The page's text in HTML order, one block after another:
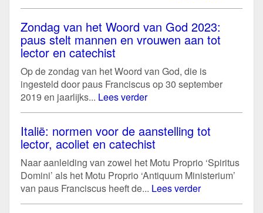
Zondag van het Woord van God 2023:
paus stelt mannen en vrouwen aan tot
lector en catechist
Op de zondag van het Woord van God, die is
ingesteld door paus Franciscus op 30 september
2019 en jaarlijks... Lees verder
Italië: normen voor de aanstelling tot
lector, acoliet en catechist
Naar aanleiding van zowel het Motu Proprio ‘Spiritus
Domini’ als het Motu Proprio ‘Antiquum Ministerium’
van paus Franciscus heeft de... Lees verder